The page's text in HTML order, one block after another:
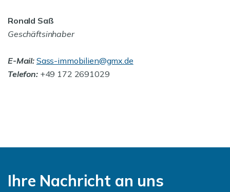
Ronald Saß
Geschäftsinhaber
E-Mail: Sass-immobilien@gmx.de
Telefon:+49 172 2691029
Ihre Nachricht an uns